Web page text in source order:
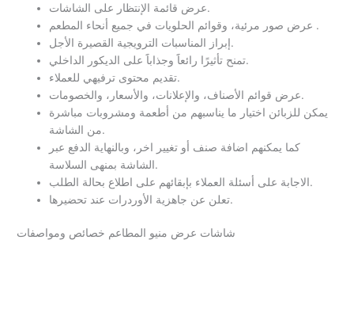
عرض قائمة الإنتظار على الشاشات.
عرض صور مرئية، وقوائم الحلويات في جميع أنحاء المطعم .
إبراز المناسبات الترويجية القصيرة الأجل.
تمنح تأثيرًا رائعاََ وجذاباََ على الديكور الداخلي.
تقديم محتوى ترفيهي للعملاء.
عرض قوائم الأصناف، والإعلانات، والأسعار، والخصومات.
يمكن للزبائن اختيار ما يناسبهم من أطعمة ومشروبات مباشرة
من الشاشة.
كما يمكنهم اضافة صنف أو تغيير اخر، وبالنهاية الدفع عبر
الشاشة بمنهى السلاسة.
الاجابة على أسئلة العملاء بإبقائهم على اطلاع بحالة الطلب.
تعلن عن جاهزية الأوردرات عند تحضيرها.
شاشات عرض منيو المطاعم خصائص ومواصفات